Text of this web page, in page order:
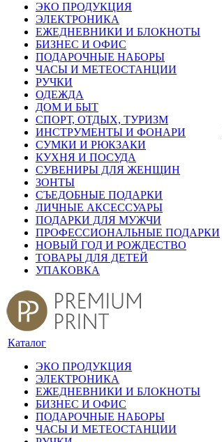
ЭКО ПРОДУКЦИЯ
ЭЛЕКТРОНИКА
ЕЖЕДНЕВНИКИ И БЛОКНОТЫ
БИЗНЕС И ОФИС
ПОДАРОЧНЫЕ НАБОРЫ
ЧАСЫ И МЕТЕОСТАНЦИИ
РУЧКИ
ОДЕЖДА
ДОМ И БЫТ
СПОРТ, ОТДЫХ, ТУРИЗМ
ИНСТРУМЕНТЫ И ФОНАРИ
СУМКИ И РЮКЗАКИ
КУХНЯ И ПОСУДА
СУВЕНИРЫ ДЛЯ ЖЕНЩИН
ЗОНТЫ
СЪЕДОБНЫЕ ПОДАРКИ
ЛИЧНЫЕ АКСЕССУАРЫ
ПОДАРКИ ДЛЯ МУЖЧИ
ПРОФЕССИОНАЛЬНЫЕ ПОДАРКИ
НОВЫЙ ГОД И РОЖДЕСТВО
ТОВАРЫ ДЛЯ ДЕТЕЙ
УПАКОВКА
Каталог
ЭКО ПРОДУКЦИЯ
ЭЛЕКТРОНИКА
ЕЖЕДНЕВНИКИ И БЛОКНОТЫ
БИЗНЕС И ОФИС
ПОДАРОЧНЫЕ НАБОРЫ
ЧАСЫ И МЕТЕОСТАНЦИИ